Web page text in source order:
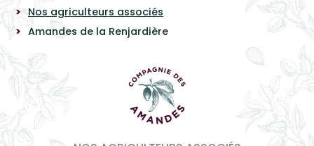
Nos agriculteurs associés
Amandes de la Renjardière